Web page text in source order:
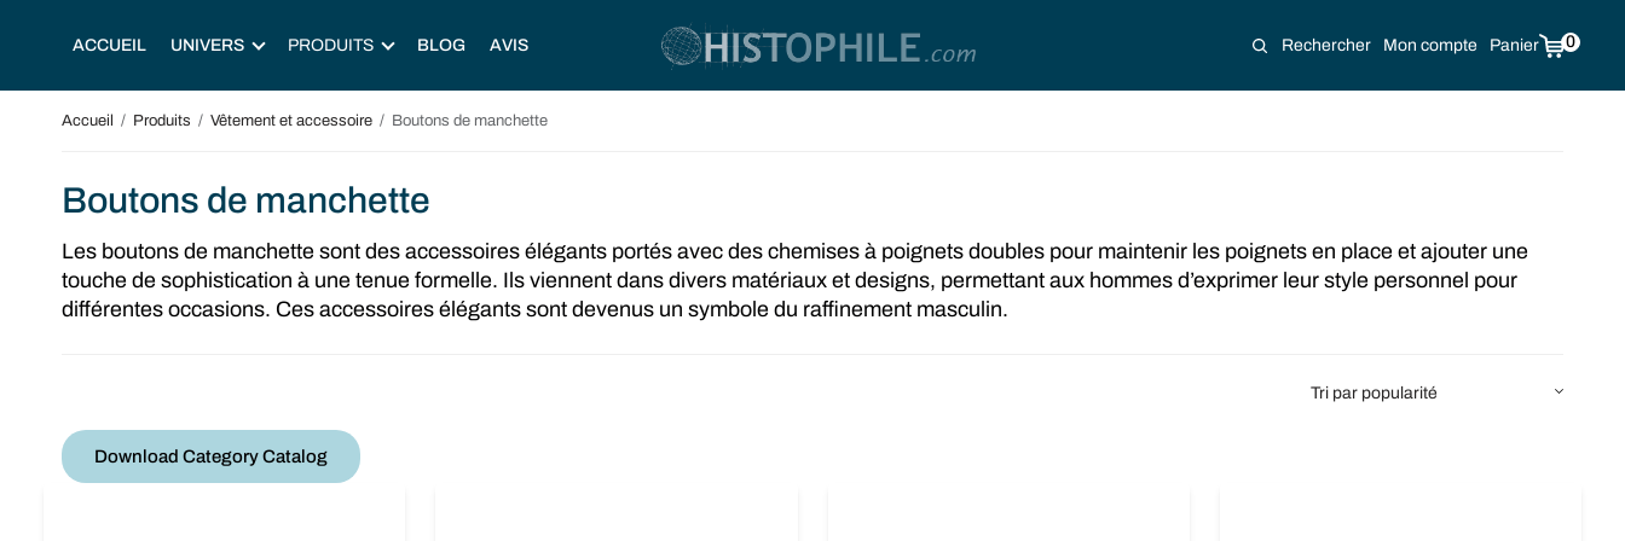
ACCUEIL UNIVERS PRODUITS BLOG AVIS Rechercher Mon compte Panier 0
Accueil / Produits / Vêtement et accessoire / Boutons de manchette
Boutons de manchette
Les boutons de manchette sont des accessoires élégants portés avec des chemises à poignets doubles pour maintenir les poignets en place et ajouter une
touche de sophistication à une tenue formelle. Ils viennent dans divers matériaux et designs, permettant aux hommes d’exprimer leur style personnel pour
différentes occasions. Ces accessoires élégants sont devenus un symbole du raffinement masculin.
Download Category Catalog